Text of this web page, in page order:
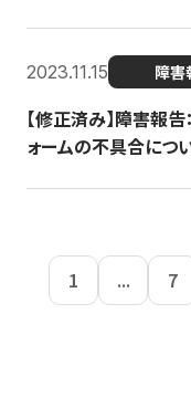
2023.11.15 障害
【修正済み】障害報
ォームの不具合につ
1 ... 7